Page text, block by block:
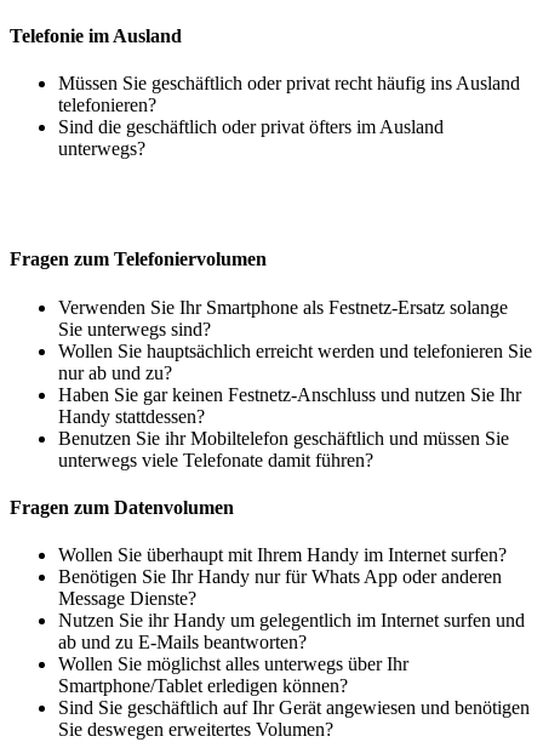
Telefonie im Ausland
Müssen Sie geschäftlich oder privat recht häufig ins Ausland
telefonieren?
Sind die geschäftlich oder privat öfters im Ausland
unterwegs?
Fragen zum Telefoniervolumen
Verwenden Sie Ihr Smartphone als Festnetz-Ersatz solange
Sie unterwegs sind?
Wollen Sie hauptsächlich erreicht werden und telefonieren Sie
nur ab und zu?
Haben Sie gar keinen Festnetz-Anschluss und nutzen Sie Ihr
Handy stattdessen?
Benutzen Sie ihr Mobiltelefon geschäftlich und müssen Sie
unterwegs viele Telefonate damit führen?
Fragen zum Datenvolumen
Wollen Sie überhaupt mit Ihrem Handy im Internet surfen?
Benötigen Sie Ihr Handy nur für Whats App oder anderen
Message Dienste?
Nutzen Sie ihr Handy um gelegentlich im Internet surfen und
ab und zu E-Mails beantworten?
Wollen Sie möglichst alles unterwegs über Ihr
Smartphone/Tablet erledigen können?
Sind Sie geschäftlich auf Ihr Gerät angewiesen und benötigen
Sie deswegen erweitertes Volumen?